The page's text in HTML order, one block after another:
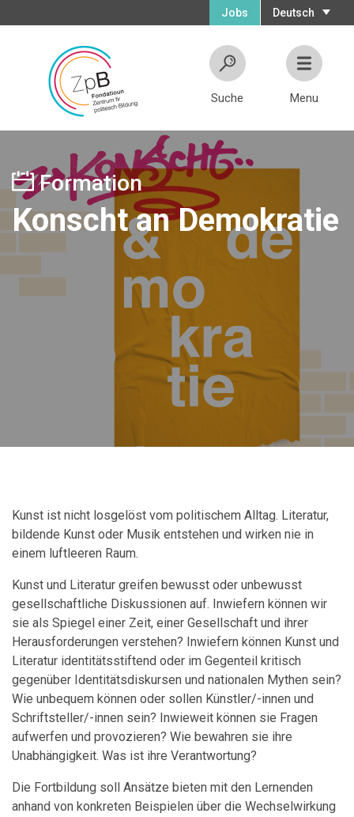
Deutsch
Jobs
Suche Menu
Formation
Konscht an Demokratie
Kunst ist nicht losgelöst vom politischem Alltag. Literatur,
bildende Kunst oder Musik entstehen und wirken nie in
einem luftleeren Raum.
Kunst und Literatur greifen bewusst oder unbewusst
gesellschaftliche Diskussionen auf. Inwiefern können wir
sie als Spiegel einer Zeit, einer Gesellschaft und ihrer
Herausforderungen verstehen? Inwiefern können Kunst und
Literatur identitätsstiftend oder im Gegenteil kritisch
gegenüber Identitätsdiskursen und nationalen Mythen sein?
Wie unbequem können oder sollen Künstler/-innen und
Schriftsteller/-innen sein? Inwieweit können sie Fragen
aufwerfen und provozieren? Wie bewahren sie ihre
Unabhängigkeit. Was ist ihre Verantwortung?
Die Fortbildung soll Ansätze bieten mit den Lernenden
anhand von konkreten Beispielen über die Wechselwirkung